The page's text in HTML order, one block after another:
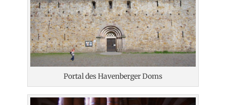
Portal des Havenberger Doms